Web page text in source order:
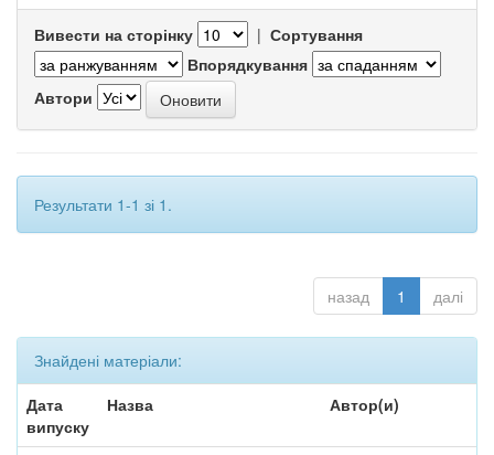
Вивести на сторінку | Сортування
Впорядкування
Автори
Результати 1-1 зі 1.
назад 1 далі
Знайдені матеріали:
Дата
випуску
Назва Автор(и)